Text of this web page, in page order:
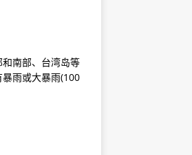
南部、台湾岛等
雨或大暴雨(100